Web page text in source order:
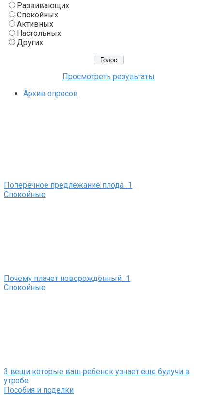
Развивающих
Спокойных
Активных
Настольных
Других
Просмотреть результаты
Архив опросов
Поперечное предлежание плода_1
Спокойные
Почему плачет новорождённый_1
Спокойные
3 вещи которые ваш ребенок узнает еще будучи в
утробе
Пособия и поделки